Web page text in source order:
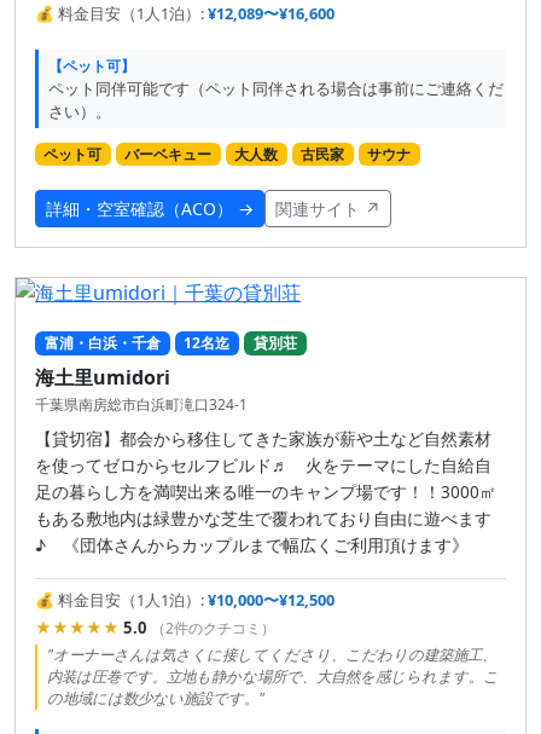
💰 料金目安（1人1泊）:¥12,089〜¥16,600
【ペット可】
ペット同伴可能です（ペット同伴される場合は事前にご連絡くだ
さい）。
ペット可 バーベキュー 大人数 古民家 サウナ
詳細・空室確認（ACO） → 関連サイト ↗
富浦・白浜・千倉 12名迄 貸別荘
海土里umidori
千葉県南房総市白浜町滝口324-1
【貸切宿】都会から移住してきた家族が薪や土など自然素材
を使ってゼロからセルフビルド♬ 火をテーマにした自給自
足の暮らし方を満喫出来る唯一のキャンプ場です！！3000㎡
もある敷地内は緑豊かな芝生で覆われており自由に遊べます
♪ 《団体さんからカップルまで幅広くご利用頂けます》
💰 料金目安（1人1泊）:¥10,000〜¥12,500
★★★★★ 5.0
（2件のクチコミ）
"オーナーさんは気さくに接してくださり、こだわりの建築施工、
内装は圧巻です。立地も静かな場所で、大自然を感じられます。こ
の地域には数少ない施設です。"